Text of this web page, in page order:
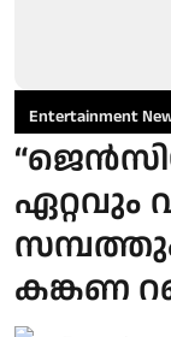
Entertainment
ഏറ്റവും
കങ്കണ